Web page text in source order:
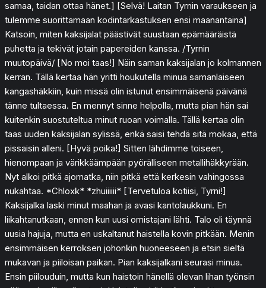
samaa, taidan ottaa hänet.] [Selvä! Laitan Tyrnin varaukseen ja
tulemme suorittamaan kodintarkastuksen ensi maanantaina]
Katsoin, miten kaksijalat päästivät suustaan epämääräistä
puhetta ja tekivät jotain papereiden kanssa. /Tyrnin
muutopäivä/ [No moi taas!] Näin saman kaksijalan jo kolmannen
kerran. Tällä kertaa hän yritti houkutella minua samanlaiseen
kangashäkkiin, kuin missä olin istunut ensimmäisenä päivänä
tänne tultaessa. En mennyt sinne helpolla, mutta pian hän sai
kuitenkin suostuteltua minut ruoan voimalla. Tällä kertaa olin
taas uuden kaksijalan sylissä, enkä saisi tehdä sitä mokaa, että
pissaisin alleni. [Hyvä poika!] Sitten lähdimme toiseen,
hienompaan ja värikkäämpään pyörälliseen metallihäkkyrään.
Nyt alkoi pitkä ajomatka, niin pitkä että kerkesin vahingossa
nukahtaa. *Chloxk* *zhuiiiiii* [Tervetuloa kotiisi, Tyrni!]
Kaksijalka laski minut maahan ja avasi kantolaukkuni. En
liikahtanutkaan, ennen kun uusi omistajani lähti. Talo oli täynnä
uusia hajuja, mutta en uskaltanut haistella kovin pitkään. Menin
ensimmäisen kerroksen johonkin huoneeseen ja etsin sieltä
mukavan ja piiloisan paikan. Pian kaksijalkani seurasi minua.
Ensin piilouduin, mutta kun haistoin hänellä olevan lihan työnsin